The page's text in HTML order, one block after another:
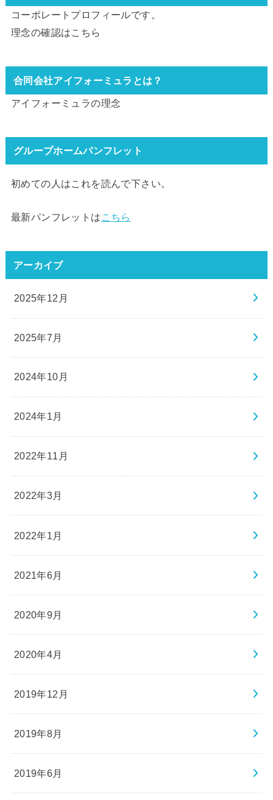
コーポレートプロフィールです。
理念の確認はこちら
合同会社アイフォーミュラとは？
アイフォーミュラの理念
グループホームパンフレット
初めての人はこれを読んで下さい。
最新パンフレットは こちら
アーカイブ
2025年12月
2025年7月
2024年10月
2024年1月
2022年11月
2022年3月
2022年1月
2021年6月
2020年9月
2020年4月
2019年12月
2019年8月
2019年6月